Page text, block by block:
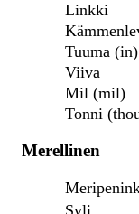
Linkki
Tuuma (in)
Viiva
Mil (mil)
Tonni
Merellinen
Syli